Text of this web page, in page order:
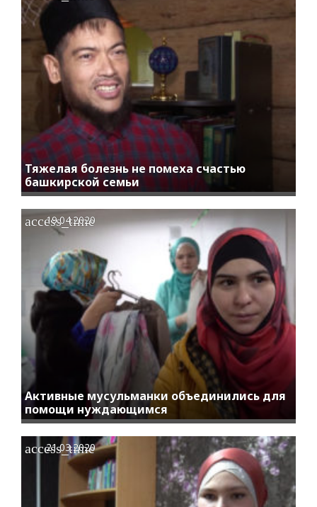
Тяжелая болезнь не помеха счастью
башкирской семьи
Активные мусульманки объединились для
помощи нуждающимся
access_time
19.04.2020
access_time
21.03.2020